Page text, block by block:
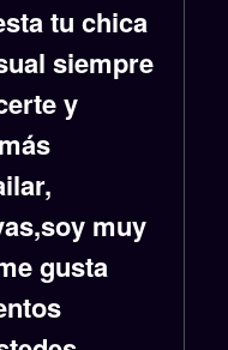
tu chica
siempre
y
muy
gusta